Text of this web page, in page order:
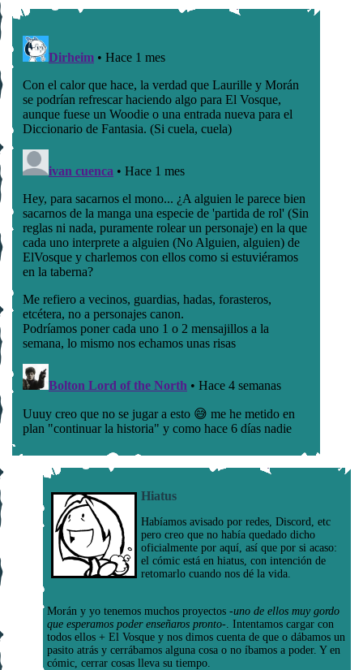
Hiatus
Habíamos avisado por redes, Discord, etc
pero creo que no había quedado dicho
oficialmente por aquí, así que por si acaso:
el cómic está en hiatus, con intención de
retomarlo cuando nos dé la vida.
Morán y yo tenemos muchos proyectos -uno de ellos muy gordo
que esperamos poder enseñaros pronto- . Intentamos cargar con
todos ellos + El Vosque y nos dimos cuenta de que o dábamos un
pasito atrás y cerrábamos alguna cosa o no íbamos a poder. Y en
cómic, cerrar cosas lleva su tiempo.